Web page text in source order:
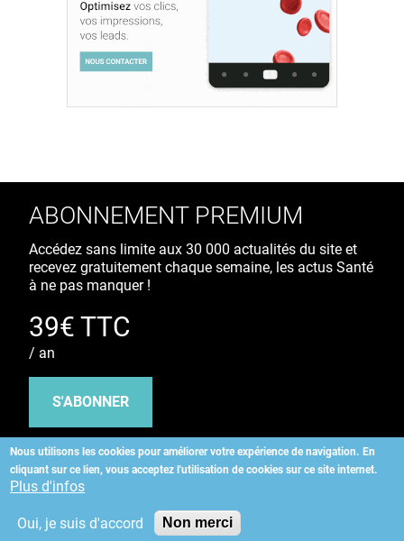
Nous utilisons les cookies pour améliorer votre expérience de navigation. En
cliquant sur ce lien, vous acceptez l'utilisation de cookies sur ce site internet.
Plus d'infos
Oui, je suis d'accord Non merci
ABONNEMENT PREMIUM
Accédez sans limite aux 30 000 actualités du site et
recevez gratuitement chaque semaine, les actus Santé
à ne pas manquer !
39€ TTC
/ an
S'ABONNER
Copyright©2026 ALLIEDHEALTH
KAURIWEB